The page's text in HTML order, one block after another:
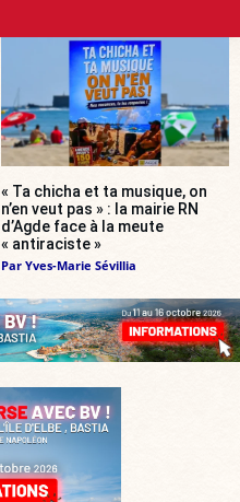
« Ta chicha et ta musique, on
n’en veut pas » : la mairie RN
d’Agde face à la meute
« antiraciste »
Par Yves-Marie Sévillia